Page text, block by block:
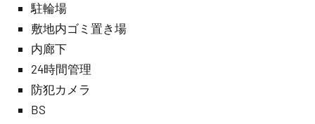
駐輪場
敷地内ゴミ置き場
内廊下
24時間管理
防犯カメラ
BS